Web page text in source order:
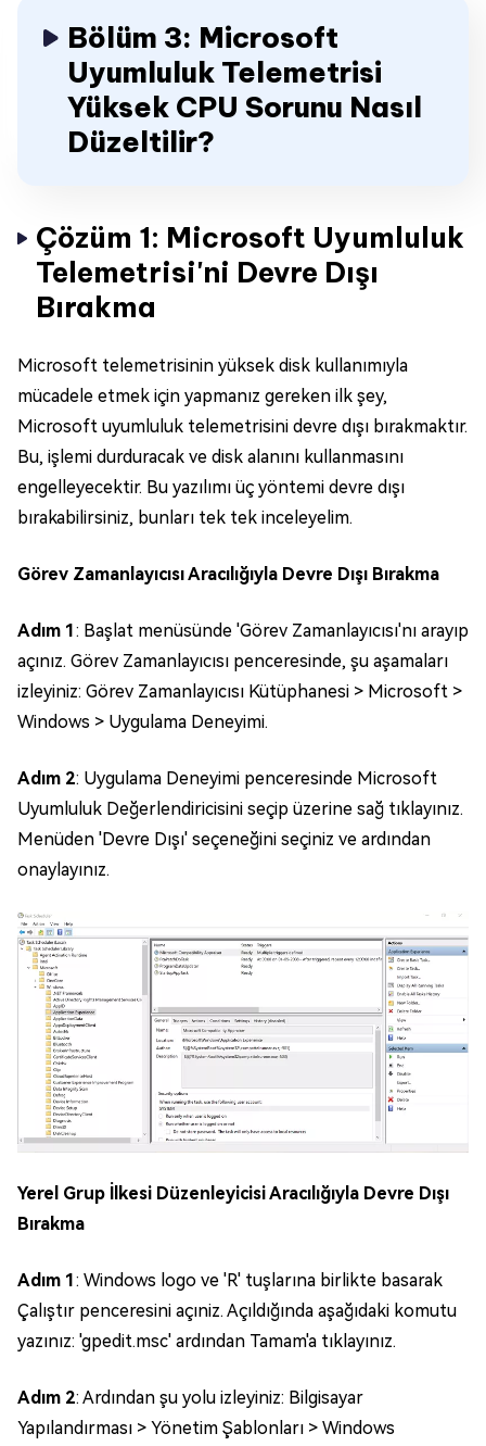
Bölüm 3: Microsoft
Uyumluluk Telemetrisi
Yüksek CPU Sorunu Nasıl
Düzeltilir?
Çözüm 1: Microsoft Uyumluluk
Telemetrisi'ni Devre Dışı
Bırakma
Microsoft telemetrisinin yüksek disk kullanımıyla
mücadele etmek için yapmanız gereken ilk şey,
Microsoft uyumluluk telemetrisini devre dışı bırakmaktır.
Bu, işlemi durduracak ve disk alanını kullanmasını
engelleyecektir. Bu yazılımı üç yöntemi devre dışı
bırakabilirsiniz, bunları tek tek inceleyelim.
Görev Zamanlayıcısı Aracılığıyla Devre Dışı Bırakma
Adım 1: Başlat menüsünde 'Görev Zamanlayıcısı'nı arayıp
açınız. Görev Zamanlayıcısı penceresinde, şu aşamaları
izleyiniz: Görev Zamanlayıcısı Kütüphanesi > Microsoft >
Windows > Uygulama Deneyimi.
Adım 2: Uygulama Deneyimi penceresinde Microsoft
Uyumluluk Değerlendiricisini seçip üzerine sağ tıklayınız.
Menüden 'Devre Dışı' seçeneğini seçiniz ve ardından
onaylayınız.
Yerel Grup İlkesi Düzenleyicisi Aracılığıyla Devre Dışı
Bırakma
Adım 1: Windows logo ve 'R' tuşlarına birlikte basarak
Çalıştır penceresini açıniz. Açıldığında aşağıdaki komutu
yazınız: 'gpedit.msc' ardından Tamam'a tıklayınız.
Adım 2: Ardından şu yolu izleyiniz: Bilgisayar
Yapılandırması > Yönetim Şablonları > Windows